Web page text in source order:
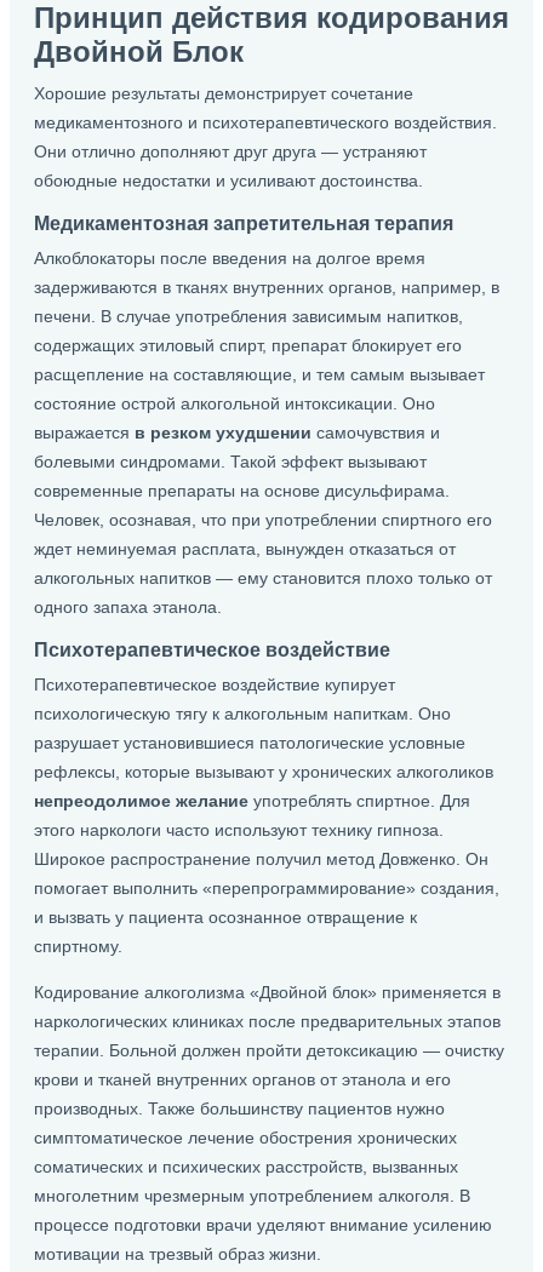
Принцип действия кодирования
Двойной Блок
Хорошие результаты демонстрирует сочетание
медикаментозного и психотерапевтического воздействия.
Они отлично дополняют друг друга — устраняют
обоюдные недостатки и усиливают достоинства.
Медикаментозная запретительная терапия
Алкоблокаторы после введения на долгое время
задерживаются в тканях внутренних органов, например, в
печени. В случае употребления зависимым напитков,
содержащих этиловый спирт, препарат блокирует его
расщепление на составляющие, и тем самым вызывает
состояние острой алкогольной интоксикации. Оно
выражается в резком ухудшении самочувствия и
болевыми синдромами. Такой эффект вызывают
современные препараты на основе дисульфирама.
Человек, осознавая, что при употреблении спиртного его
ждет неминуемая расплата, вынужден отказаться от
алкогольных напитков — ему становится плохо только от
одного запаха этанола.
Психотерапевтическое воздействие
Психотерапевтическое воздействие купирует
психологическую тягу к алкогольным напиткам. Оно
разрушает установившиеся патологические условные
рефлексы, которые вызывают у хронических алкоголиков
непреодолимое желание употреблять спиртное. Для
этого наркологи часто используют технику гипноза.
Широкое распространение получил метод Довженко. Он
помогает выполнить «перепрограммирование» создания,
и вызвать у пациента осознанное отвращение к
спиртному.
Кодирование алкоголизма «Двойной блок» применяется в
наркологических клиниках после предварительных этапов
терапии. Больной должен пройти детоксикацию — очистку
крови и тканей внутренних органов от этанола и его
производных. Также большинству пациентов нужно
симптоматическое лечение обострения хронических
соматических и психических расстройств, вызванных
многолетним чрезмерным употреблением алкоголя. В
процессе подготовки врачи уделяют внимание усилению
мотивации на трезвый образ жизни.